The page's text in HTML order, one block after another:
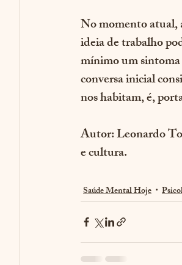
No momento atual,
ideia de trabalho
mínimo um sintoma
conversa inicial
nos habitam, é,
Autor: Leonardo
e cultura.
Saúde Mental Hoje